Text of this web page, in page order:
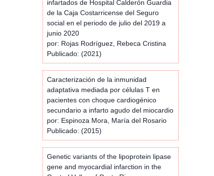
infartados de Hospital Calderón Guardia
de la Caja Costarricense del Seguro
social en el periodo de julio del 2019 a
junio 2020
por: Rojas Rodríguez, Rebeca Cristina
Publicado: (2021)
Caracterización de la inmunidad
adaptativa mediada por células T en
pacientes con choque cardiogénico
secundario a infarto agudo del miocardio
por: Espinoza Mora, María del Rosario
Publicado: (2015)
Genetic variants of the lipoprotein lipase
gene and myocardial infarction in the